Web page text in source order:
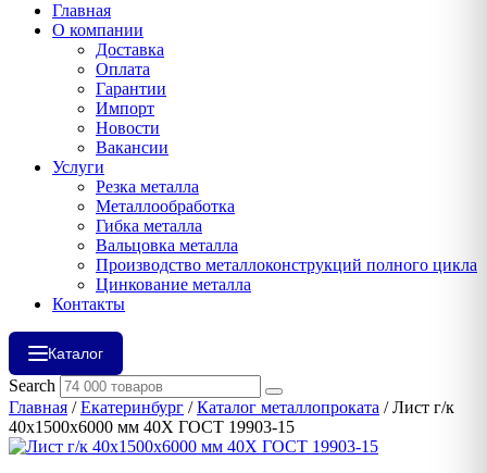
Главная
О компании
Доставка
Оплата
Гарантии
Импорт
Новости
Вакансии
Услуги
Резка металла
Металлообработка
Гибка металла
Вальцовка металла
Производство металлоконструкций полного цикла
Цинкование металла
Контакты
Каталог
Search
Главная /Екатеринбург /Каталог металлопроката / Лист г/к
40х1500х6000 мм 40Х ГОСТ 19903-15